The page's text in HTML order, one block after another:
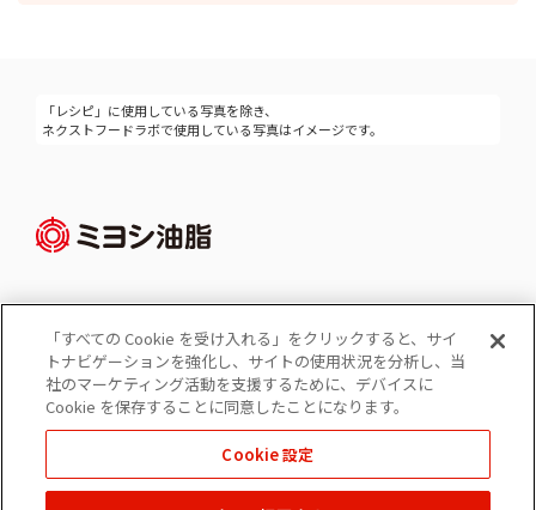
「レシピ」に使用している写真を除き、
ネクストフードラボで使用している写真はイメージです。
Cookie 設定
コーポレートサイト
個人情報の保護
ソーシャルメディアポリシー
「すべての Cookie を受け入れる」をクリックすると、サイ
トナビゲーションを強化し、サイトの使用状況を分析し、当
社のマーケティング活動を支援するために、デバイスに
Cookie を保存することに同意したことになります。
Cookie 設定